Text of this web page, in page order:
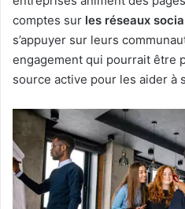
comptes sur les réseaux
s’appuyer sur leurs
engagement qui pourrait être
source active pour les aider à